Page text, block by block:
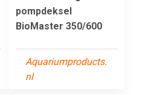
pompdeksel
BioMaster 350/600
Aquariumproducts.
nl